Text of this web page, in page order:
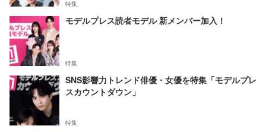
特集
モデルプレス読者モデル 新メンバー加入！
特集
SNS影響力トレンド俳優・女優を特集「モデルプレ
スカウントダウン」
特集